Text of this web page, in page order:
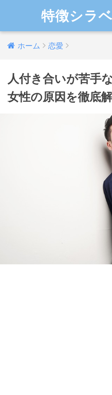
特徴シラ
ホーム 恋愛
人付き合いが苦手
女性の原因を徹底